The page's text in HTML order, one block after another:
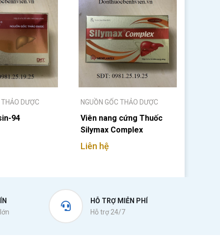
DƯỢC
94
NGUỒN GỐC THẢO DƯỢC
Viên nang cứng Thuốc
Silymax Complex
Liên hệ
HỖ TRỢ MIỄN PHÍ
Hỗ trợ 24/7